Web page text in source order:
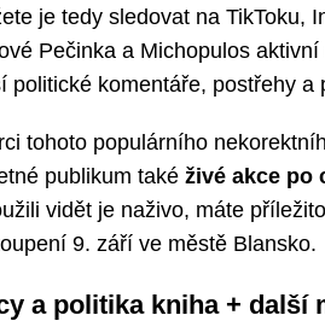
je tedy sledovat na TikToku,
Pečinka a Michopulos aktivní
politické komentáře, postřehy a
tohoto populárního
publikum také živé akce po
vidět je naživo, máte
9. září ve městě Blansko.
a politika kniha + další